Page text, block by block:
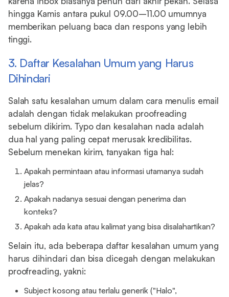
hingga Kamis antara pukul 09.00–11.00 umumnya
memberikan peluang baca dan respons yang lebih
tinggi.
3. Daftar Kesalahan Umum yang Harus
Dihindari
Salah satu kesalahan umum dalam cara menulis email
adalah dengan tidak melakukan proofreading
sebelum dikirim. Typo dan kesalahan nada adalah
dua hal yang paling cepat merusak kredibilitas.
Sebelum menekan kirim, tanyakan tiga hal:
Apakah permintaan atau informasi utamanya sudah
jelas?
Apakah nadanya sesuai dengan penerima dan
konteks?
Apakah ada kata atau kalimat yang bisa disalahartikan?
Selain itu, ada beberapa daftar kesalahan umum yang
harus dihindari dan bisa dicegah dengan melakukan
proofreading, yakni:
Subject kosong atau terlalu generik ("Halo",